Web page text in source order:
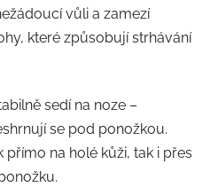
vůli a zamezí
které způsobují strhávání
sedí na noze –
se pod ponožkou.
přímo na holé kůži, tak i přes